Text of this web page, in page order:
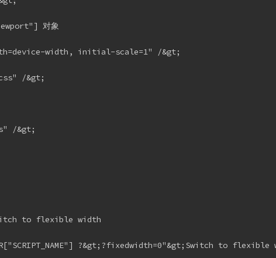
对象
width, initial-scale=1" /&gt;
/&gt;
/&gt;
to flexible width
?&gt;?fixedwidth=0"&gt;Switch to flexible